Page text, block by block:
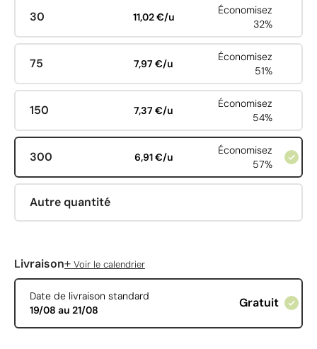
30 11,02 €/u
Économisez
32%
75 7,97 €/u
Économisez
51%
150 7,37 €/u
Économisez
54%
300 6,91 €/u
Économisez
57%
Autre quantité
Livraison+ Voir le calendrier
Date de livraison standard
19/08 au 21/08
Gratuit